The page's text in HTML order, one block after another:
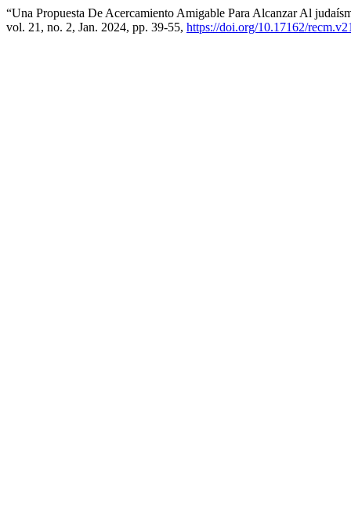
“Una Propuesta De Acercamiento Amigable Para Alcanzar Al
vol. 21, no. 2, Jan. 2024, pp. 39-55, https://doi.org/10.17162/